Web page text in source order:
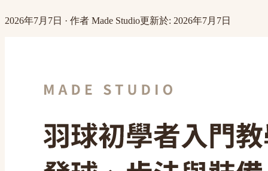
2026年7月7日 · 作者 Made Studio更新於: 2026年7月7日